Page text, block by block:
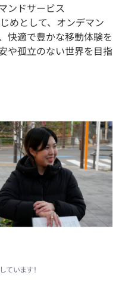
ンドサービス
めとして、オンデマン
快適で豊かな移動体験を
や孤立のない世界を目指
います！